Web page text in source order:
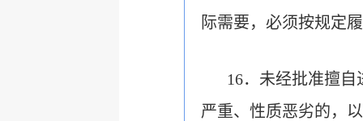
际需要，必须按规定
16．未经批准擅
严重、性质恶劣的，